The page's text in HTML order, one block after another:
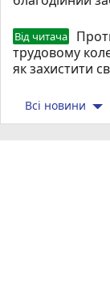
Від читача
трудовому
як захистити
Всі новини